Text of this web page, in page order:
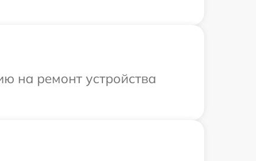
на ремонт устройства